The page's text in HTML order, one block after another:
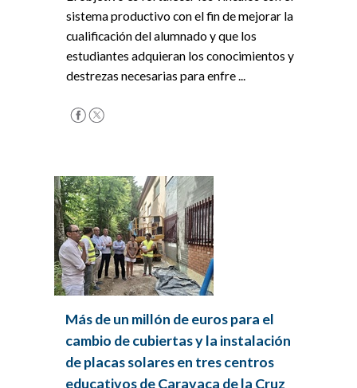
sistema productivo con el fin de mejorar la
cualificación del alumnado y que los
estudiantes adquieran los conocimientos y
destrezas necesarias para enfre ...
Más de un millón de euros para el
cambio de cubiertas y la instalación
de placas solares en tres centros
educativos de Caravaca de la Cruz